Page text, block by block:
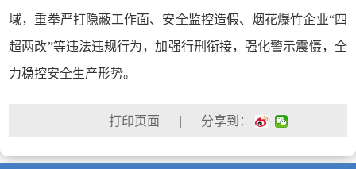
域，重拳严打隐蔽工作面、安全监控造假、烟花爆竹企业“四
超两改”等违法违规行为，加强行刑衔接，强化警示震慑，全
力稳控安全生产形势。
| 分享到：